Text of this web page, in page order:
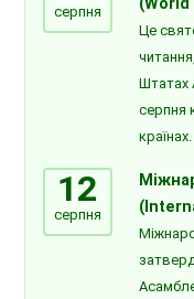
серпня
(World
Це
Штатах
серпня
країнах.
12
серпня